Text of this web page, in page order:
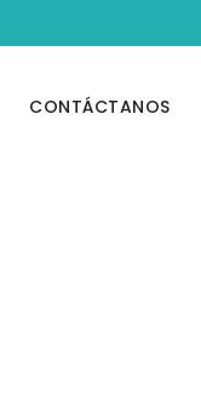
CONTÁCTANOS